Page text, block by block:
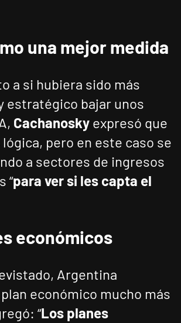
una mejor medida
a si hubiera sido más
estratégico bajar unos
Cachanosky expresó que
pero en este caso se
a sectores de ingresos
“para ver si les capta el
económicos
Argentina
económico mucho más
“Los planes